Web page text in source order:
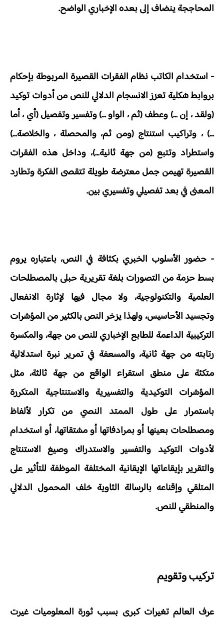
المحاججة ينضاف إلى بعده الإخباري الواضح.
- استخدام الكاتب نظام الفقرات القصيرة المربوطة بإحكام
بروابط شكلية تعزز الانسجام الدلالي للنص من أدوات توكيد
(ولقد ، إن ...) وعطف (ثم ، الواو ...) وتفسير وتفصيل (أي ، أما
...) ، وتراكيب استنتاج (ومن ثم، والمحصلة ، والخلاصة...)
واستطراد وتتبع (من جهة ثانية...)، وداخل هذه الفقرات
القصيرة تهيمن جمل معترضة طويلة تتقصى الفكرة وتطارد
المعنى في بعد تفصيلي وتفسيري بين.
- حضور الأسلوب الخبري بكثافة في النص، باعتباره يروم
بسط حزمة من التصورات بلغة تقريرية حبلى بالمصطلحات
العلمية والتكنولوجية، ولا مجال فيها لإثارة الانفعال
وتجسيد الأحاسيس، ولهذا يزخر النص بالكثير من المؤشرات
التركيبية الداعمة للطابع الإخباري للنص من جهة، والمكسرة
رتابته من جهة ثانية، والمسعفة في تمرير نبرة استدلالية
متكئة على منطق استقراء الواقع من جهة ثالثة، مثل
المؤشرات التوكيدية والتفسيرية والاستنتاجية المتكررة
باستمرار على طول الممتد النصي من تكرار لألفاظ
ومصطلحات بعينها أو بمرادفاتها أو مشتقاتها، أو استخدام
لأدوات التوكيد والتفسير والاستدراك وصيغ الاستنتاج
والتقرير بإيقاعاتها الإيقانية المختلفة الموظفة للتأثير على
المتلقي وإقناعه بالرسالة الثاوية خلف المحمول الدلالي
والمنطقي للنص.
تركيب وتقويم
عرف العالم تغيرات كبرى بسبب ثورة المعلوميات غيرت